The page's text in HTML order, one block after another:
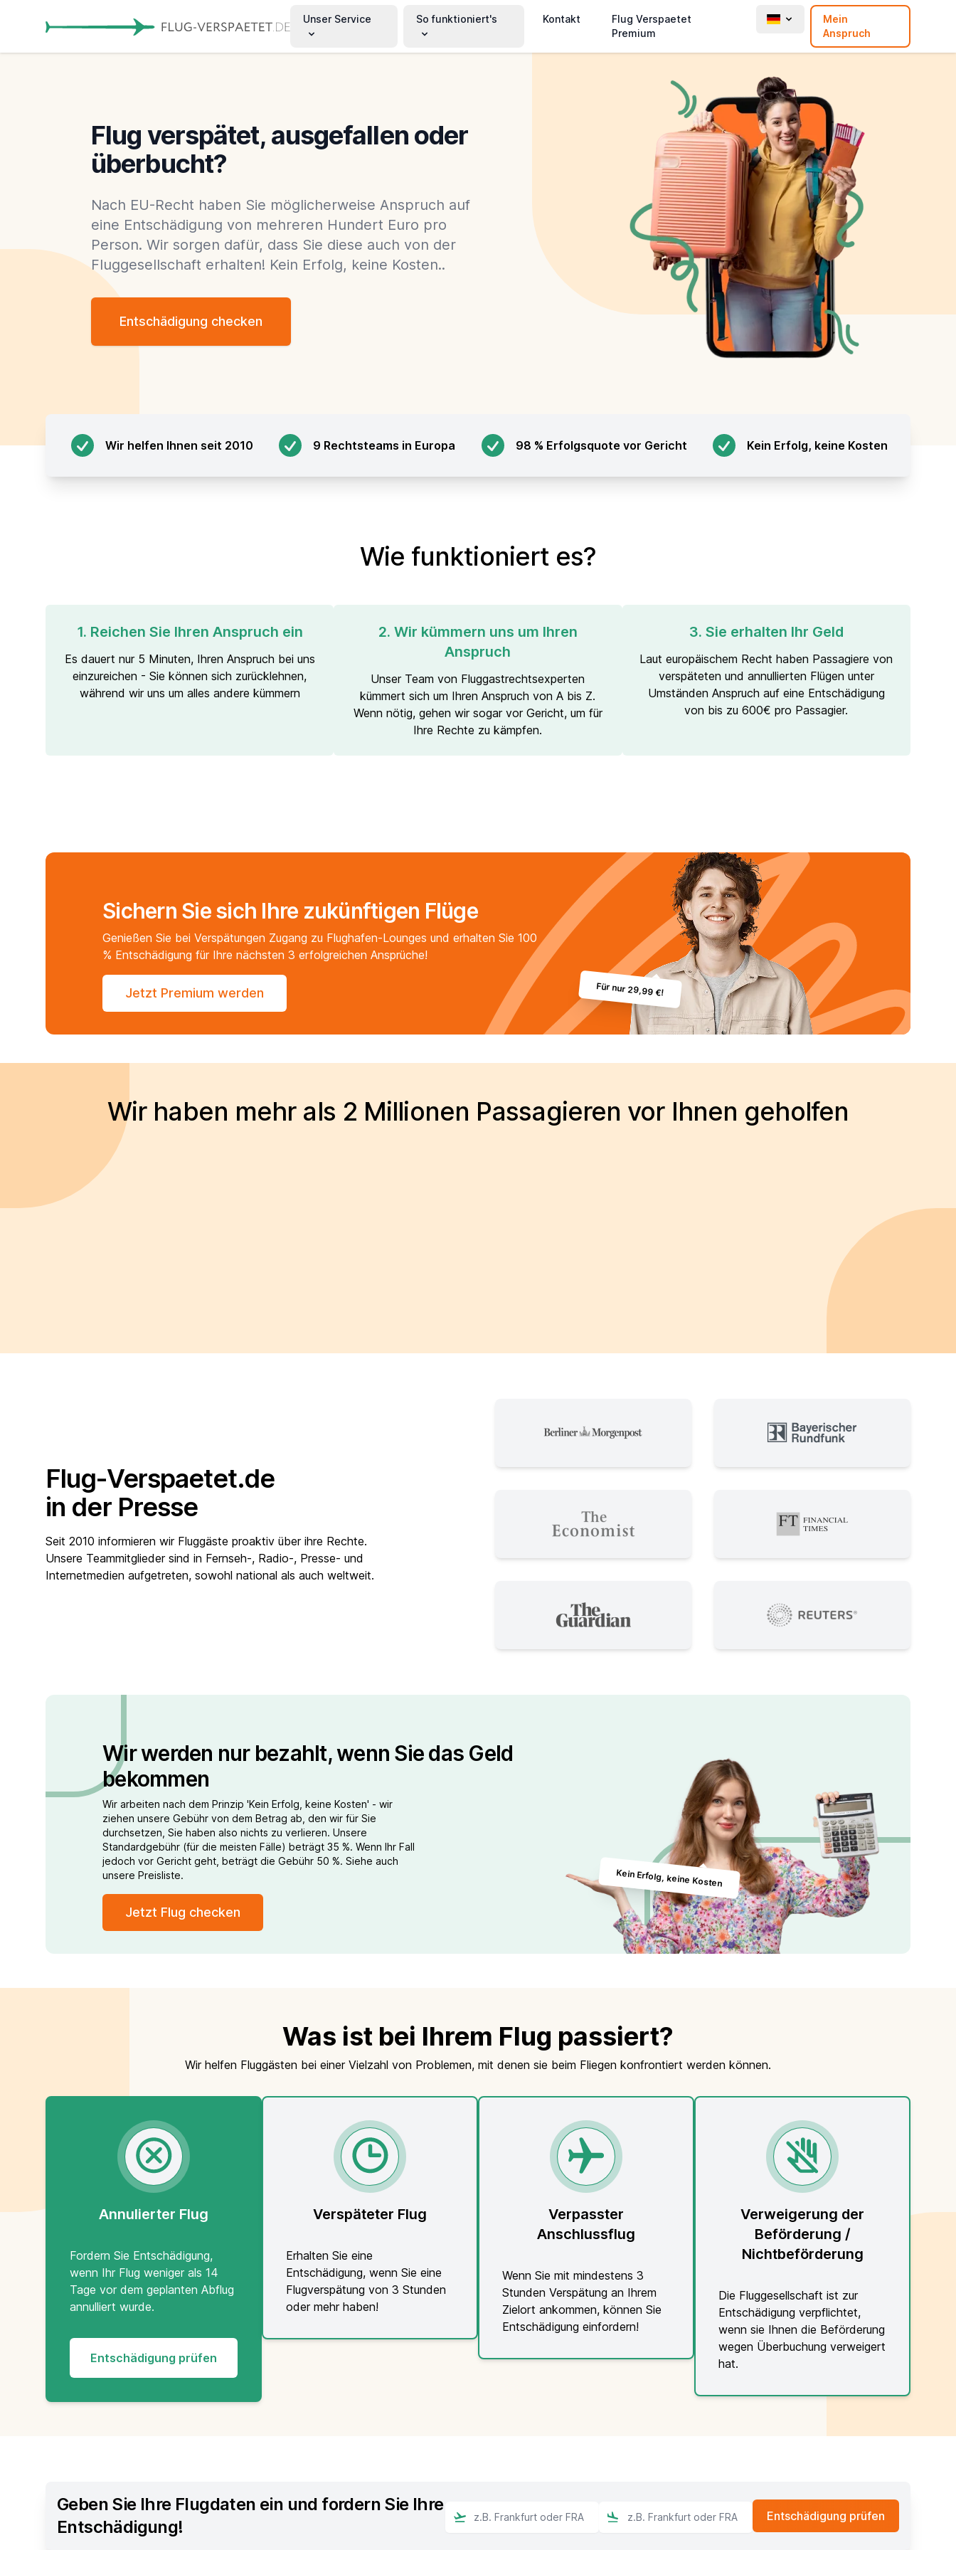
Unser Service So funktioniert's Kontakt
Flug Verspaetet
Premium
Mein
Anspruch
Flug verspätet, ausgefallen oder
überbucht?
Nach EU-Recht haben Sie möglicherweise Anspruch auf
eine Entschädigung von mehreren Hundert Euro pro
Person. Wir sorgen dafür, dass Sie diese auch von der
Fluggesellschaft erhalten! Kein Erfolg, keine Kosten..
Entschädigung checken
Wir helfen Ihnen seit 2010 9 Rechtsteams in Europa 98 % Erfolgsquote vor Gericht Kein Erfolg, keine Kosten
Wie funktioniert es?
1. Reichen Sie Ihren Anspruch ein
Es dauert nur 5 Minuten, Ihren Anspruch bei uns
einzureichen - Sie können sich zurücklehnen,
während wir uns um alles andere kümmern
2. Wir kümmern uns um Ihren
Anspruch
Unser Team von Fluggastrechtsexperten
kümmert sich um Ihren Anspruch von A bis Z.
Wenn nötig, gehen wir sogar vor Gericht, um für
Ihre Rechte zu kämpfen.
3. Sie erhalten Ihr Geld
Laut europäischem Recht haben Passagiere von
verspäteten und annullierten Flügen unter
Umständen Anspruch auf eine Entschädigung
von bis zu 600€ pro Passagier.
Sichern Sie sich Ihre zukünftigen Flüge
Genießen Sie bei Verspätungen Zugang zu Flughafen-Lounges und erhalten Sie 100
% Entschädigung für Ihre nächsten 3 erfolgreichen Ansprüche!
Jetzt Premium werden Für nur 29,99 €!
Wir haben mehr als 2 Millionen Passagieren vor Ihnen geholfen
Flug-Verspaetet.de
in der Presse
Seit 2010 informieren wir Fluggäste proaktiv über ihre Rechte.
Unsere Teammitglieder sind in Fernseh-, Radio-, Presse- und
Internetmedien aufgetreten, sowohl national als auch weltweit.
Wir werden nur bezahlt, wenn Sie das Geld
bekommen
Wir arbeiten nach dem Prinzip 'Kein Erfolg, keine Kosten' - wir
ziehen unsere Gebühr von dem Betrag ab, den wir für Sie
durchsetzen, Sie haben also nichts zu verlieren. Unsere
Standardgebühr (für die meisten Fälle) beträgt 35 %. Wenn Ihr Fall
jedoch vor Gericht geht, beträgt die Gebühr 50 %. Siehe auch
unsere Preisliste.
Jetzt Flug checken
Kein Erfolg, keine Kosten
Was ist bei Ihrem Flug passiert?
Wir helfen Fluggästen bei einer Vielzahl von Problemen, mit denen sie beim Fliegen konfrontiert werden können.
Annulierter Flug
Fordern Sie Entschädigung,
wenn Ihr Flug weniger als 14
Tage vor dem geplanten Abflug
annulliert wurde.
Entschädigung prüfen
Verspäteter Flug
Erhalten Sie eine
Entschädigung, wenn Sie eine
Flugverspätung von 3 Stunden
oder mehr haben!
Verpasster
Anschlussflug
Wenn Sie mit mindestens 3
Stunden Verspätung an Ihrem
Zielort ankommen, können Sie
Entschädigung einfordern!
Verweigerung der
Beförderung /
Nichtbeförderung
Die Fluggesellschaft ist zur
Entschädigung verpflichtet,
wenn sie Ihnen die Beförderung
wegen Überbuchung verweigert
hat.
Geben Sie Ihre Flugdaten ein und fordern Sie Ihre
Entschädigung!